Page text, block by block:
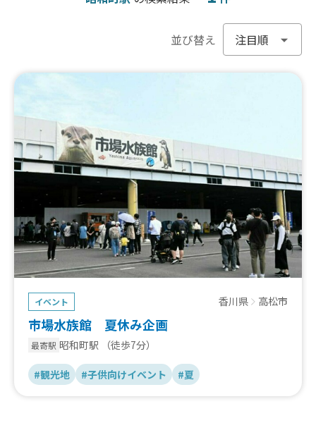
並び替え
イベント 香川県 高松市
市場水族館 夏休み企画
最寄駅 昭和町駅 （徒歩7分）
#観光地 #子供向けイベント #夏